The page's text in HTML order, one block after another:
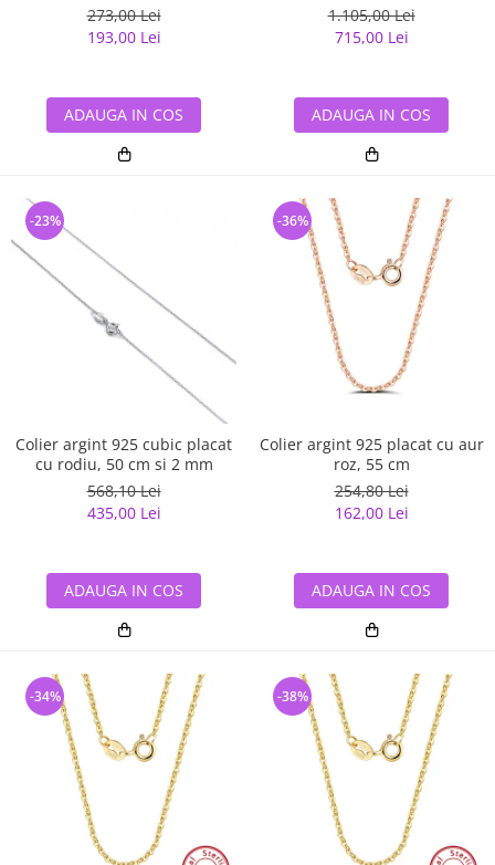
273,00 Lei
193,00 Lei
ADAUGA IN COS
1.105,00 Lei
715,00 Lei
ADAUGA IN COS
Colier argint 925 cubic placat
cu rodiu, 50 cm si 2 mm
568,10 Lei
435,00 Lei
-23%
ADAUGA IN COS
Colier argint 925 placat cu aur
roz, 55 cm
254,80 Lei
162,00 Lei
-36%
ADAUGA IN COS
-34% -38%